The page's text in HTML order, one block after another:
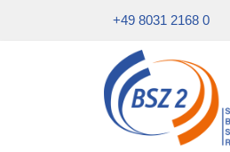
+49 8031 2168 0